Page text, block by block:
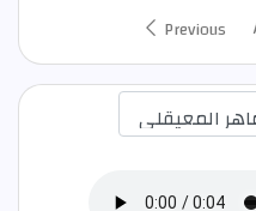
Previous